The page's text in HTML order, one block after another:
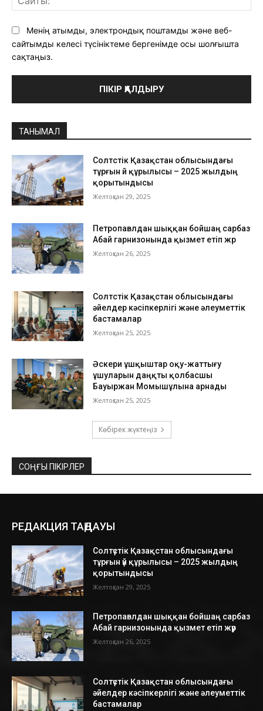
Менің атымды, электрондық поштамды және веб-
сайтымды келесі түсініктеме бергенімде осы шолғышта
сақтаңыз.
ТАНЫМАЛ
Солтүстік Қазақстан облысындағы
тұрғын үй құрылысы – 2025 жылдың
қорытындысы
Желтоқсан 29, 2025
Петропавлдан шыққан бойшаң сарбаз
Абай гарнизонында қызмет етіп жүр
Желтоқсан 26, 2025
Солтүстік Қазақстан облысындағы
әйелдер кәсіпкерлігі және әлеуметтік
бастамалар
Желтоқсан 25, 2025
Әскери ұшқыштар оқу-жаттығу
ұшуларын даңқты қолбасшы
Бауыржан Момышұлына арнады
Желтоқсан 25, 2025
Көбірек жүктеңіз
СОҢҒЫ ПІКІРЛЕР
РЕДАКЦИЯ ТАҢДАУЫ
Солтүстік Қазақстан облысындағы
тұрғын үй құрылысы – 2025 жылдың
қорытындысы
Желтоқсан 29, 2025
Петропавлдан шыққан бойшаң сарбаз
Абай гарнизонында қызмет етіп жүр
Желтоқсан 26, 2025
Солтүстік Қазақстан облысындағы
әйелдер кәсіпкерлігі және әлеуметтік
бастамалар